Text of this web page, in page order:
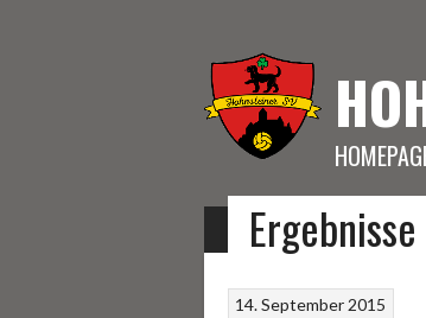
START FUSSBALL KEGELN
14. September 2015